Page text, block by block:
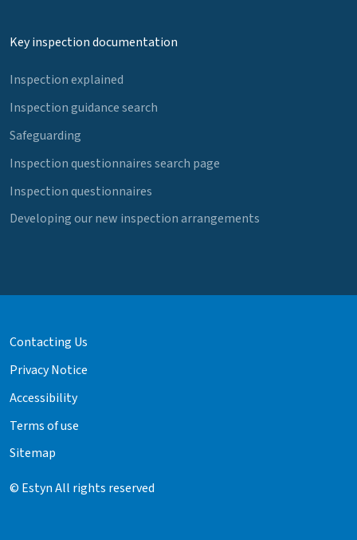
Key inspection documentation
Inspection explained
Inspection guidance search
Safeguarding
Inspection questionnaires search page
Inspection questionnaires
Developing our new inspection arrangements
Contacting Us
Privacy Notice
Accessibility
Terms of use
Sitemap
© Estyn All rights reserved